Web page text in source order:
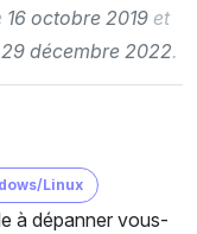
16 octobre 2019 et
29 décembre 2022.
Linux
à dépanner vous-